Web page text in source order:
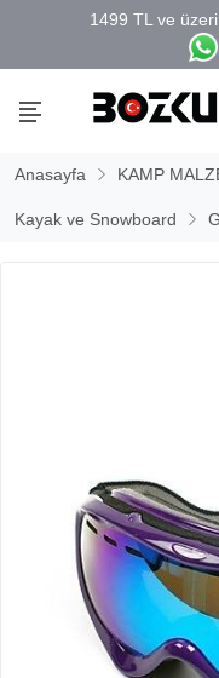
Anasayfa KAMP
Kayak ve Snowboard